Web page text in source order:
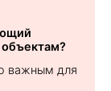
важным для